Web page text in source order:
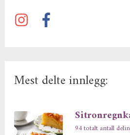
Mest delte innlegg:
94 totalt antall